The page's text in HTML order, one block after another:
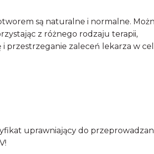
są naturalne i normalne.
z różnego rodzaju terapii,
przestrzeganie zaleceń lekarza w
uprawniający do